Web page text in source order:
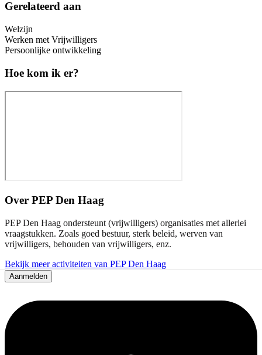
Gerelateerd aan
Welzijn
Werken met Vrijwilligers
Persoonlijke ontwikkeling
Hoe kom ik er?
Over PEP Den Haag
PEP Den Haag ondersteunt (vrijwilligers) organisaties met allerlei
vraagstukken. Zoals goed bestuur, sterk beleid, werven van
vrijwilligers, behouden van vrijwilligers, enz.
Bekijk meer activiteiten van PEP Den Haag
Aanmelden